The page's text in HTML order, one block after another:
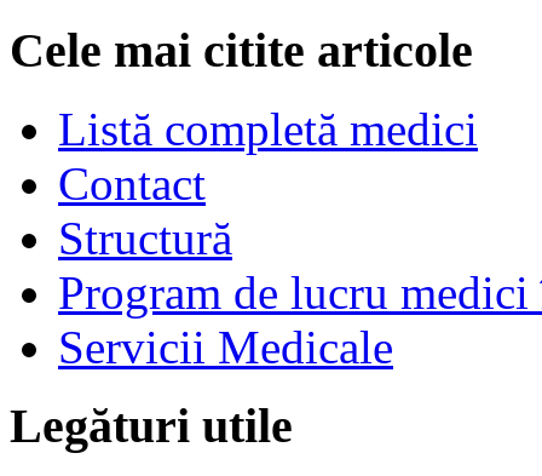
Cele mai citite articole
Listă completă medici
Contact
Structură
Program de lucru
Servicii Medicale
Legături utile